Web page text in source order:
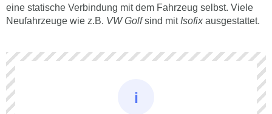
eine statische Verbindung mit dem Fahrzeug selbst. Viele
Neufahrzeuge wie z.B. VW Golfsind mit Isofixausgestattet.